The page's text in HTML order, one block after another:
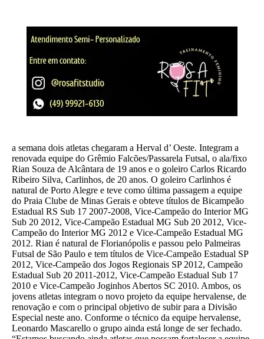
a semana dois atletas chegaram a Herval d’ Oeste. Integram a
renovada equipe do Grêmio Falcões/Passarela Futsal, o ala/fixo
Rian Souza de Alcântara de 19 anos e o goleiro Carlos Ricardo
Ribeiro Silva, Carlinhos, de 20 anos. O goleiro Carlinhos é
natural de Porto Alegre e teve como última passagem a equipe
do Praia Clube de Minas Gerais e obteve títulos de Bicampeão
Estadual RS Sub 17 2007-2008, Vice-Campeão do Interior MG
Sub 20 2012, Vice-Campeão Estadual MG Sub 20 2012, Vice-
Campeão do Interior MG 2012 e Vice-Campeão Estadual MG
2012. Rian é natural de Florianópolis e passou pelo Palmeiras
Futsal de São Paulo e tem títulos de Vice-Campeão Estadual SP
2012, Vice-Campeão dos Jogos Regionais SP 2012, Campeão
Estadual Sub 20 2011-2012, Vice-Campeão Estadual Sub 17
2010 e Vice-Campeão Joginhos Abertos SC 2010. Ambos, os
jovens atletas integram o novo projeto da equipe hervalense, de
renovação e com o principal objetivo de subir para a Divisão
Especial neste ano. Conforme o técnico da equipe hervalense,
Leonardo Mascarello o grupo ainda está longe de ser fechado.